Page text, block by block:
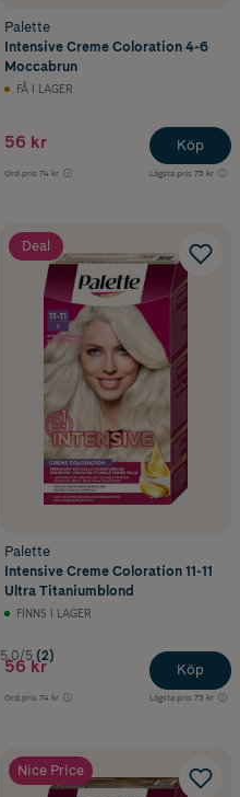
Palette
Intensive Creme Coloration 4-6
Moccabrun
FÅ I LAGER
56 kr
Ord.pris 74 kr Lägsta pris 73 kr
Köp
Deal
Palette
Intensive Creme Coloration 11-11
Ultra Titaniumblond
FINNS I LAGER
5.0/5 (2)
56 kr
Ord.pris 74 kr Lägsta pris 73 kr
Köp
Nice Price